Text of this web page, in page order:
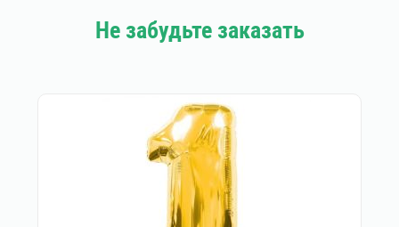
Не забудьте заказать